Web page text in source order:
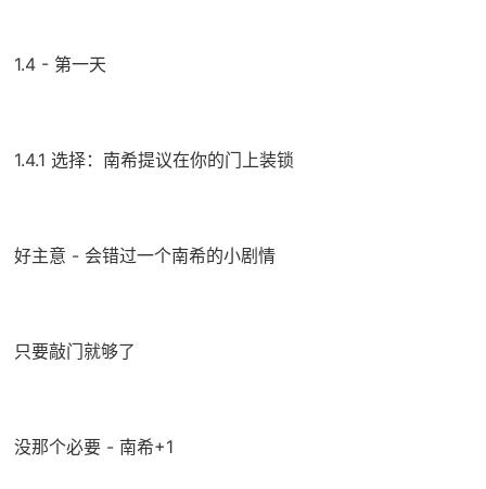
1.4 - 第一天
1.4.1 选择：南希提议在你的门上装锁
好主意 - 会错过一个南希的小剧情
只要敲门就够了
没那个必要 - 南希+1